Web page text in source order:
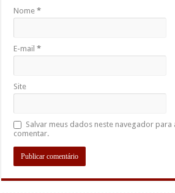
Nome*
E-mail*
Site
Salvar meus dados neste navegador para
comentar.